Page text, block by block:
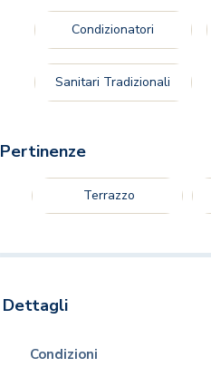
Condizionatori
Sanitari Tradizionali
Pertinenze
Terrazzo
Dettagli
Condizioni